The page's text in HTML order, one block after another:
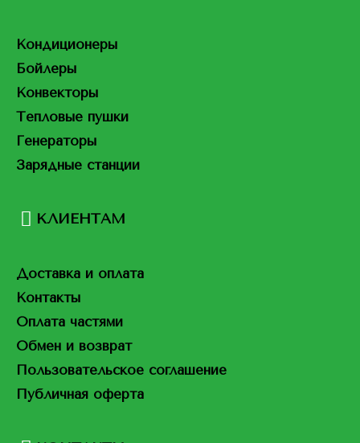
Кондиционеры
Бойлеры
Конвекторы
Тепловые пушки
Генераторы
Зарядные станции
КЛИЕНТАМ
Доставка и оплата
Контакты
Оплата частями
Обмен и возврат
Пользовательское соглашение
Публичная оферта